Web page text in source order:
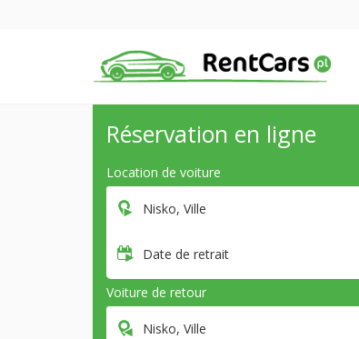
Réservation en ligne
Location de voiture
Nisko, Ville
Date de retrait
Voiture de retour
Nisko, Ville